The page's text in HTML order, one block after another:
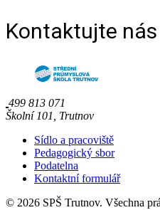
Kontaktujte nás
499 813 071
Školní 101, Trutnov
Sídlo a pracoviště
Pedagogický sbor
Podatelna
Kontaktní formulář
© 2026 SPŠ Trutnov. Všechna